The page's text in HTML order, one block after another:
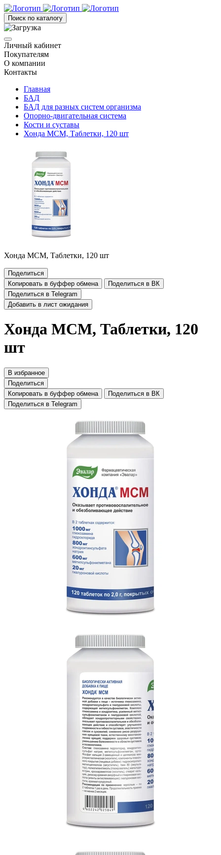
Поиск по каталогу
Личный кабинет
Покупателям
О компании
Контакты
Главная
БАД
БАД для разных систем организма
Опорно-двигательная система
Кости и суставы
Хонда МСМ, Таблетки, 120 шт
Хонда МСМ, Таблетки, 120 шт
Поделиться
Копировать в буффер обмена
Поделиться в ВК
Поделиться в Telegram
Добавить в лист ожидания
Хонда МСМ, Таблетки, 120
шт
В избранное
Поделиться
Копировать в буффер обмена
Поделиться в ВК
Поделиться в Telegram